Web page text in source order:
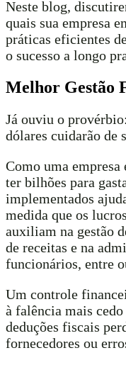
Neste blog,
quais sua empresa
práticas eficientes
o sucesso a longo
Melhor Gestão
Já ouviu o
dólares cuidarão de
Como uma
ter bilhões para
implementados
medida que os
auxiliam na gestão
de receitas e na
funcionários, entre
Um controle
à falência mais
deduções fiscais
fornecedores ou